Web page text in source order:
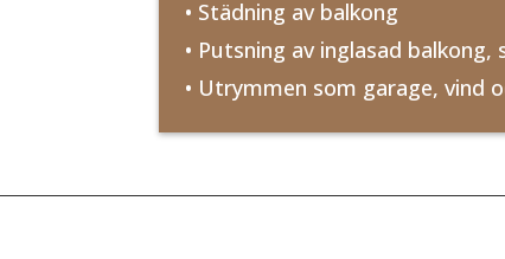
• Städning av balkong
• Putsning av inglasad
• Utrymmen som garage, vind